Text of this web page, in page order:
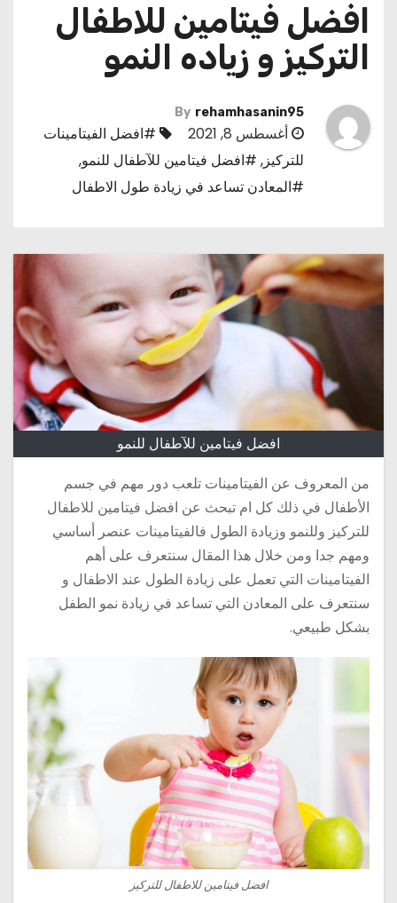
افضل فيتامين للاطفال
التركيز و زياده النمو
By rehamhasanin95
أغسطس 8, 2021
#افضل الفيتامينات
للتركيز, #افضل فيتامين للآطفال للنمو,
#المعادن تساعد في زيادة طول الاطفال
افضل فيتامين للآطفال للنمو
من المعروف عن الفيتامينات تلعب دور مهم في جسم
الأطفال في ذلك كل ام تبحث عن افضل فيتامين للاطفال
للتركيز وللنمو وزيادة الطول فالفيتامينات عنصر أساسي
ومهم جدا ومن خلال هذا المقال سنتعرف على أهم
الفيتامينات التي تعمل على زيادة الطول عند الاطفال و
سنتعرف على المعادن التي تساعد في زيادة نمو الطفل
بشكل طبيعي.
افضل فيتامين للاطفال للتركيز